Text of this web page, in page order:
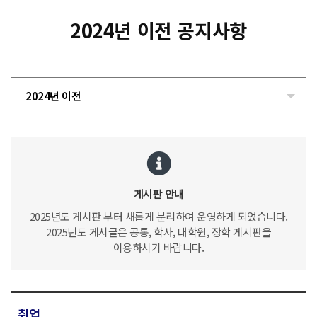
2024년 이전 공지사항
2024년 이전
게시판 안내
2025년도 게시판 부터 새롭게 분리하여 운영하게 되었습니다.
2025년도 게시글은 공통, 학사, 대학원, 장학 게시판을
이용하시기 바랍니다.